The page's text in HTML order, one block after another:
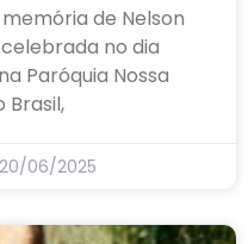
de Nelson
no dia
Paróquia Nossa
Brasil,
20/06/2025